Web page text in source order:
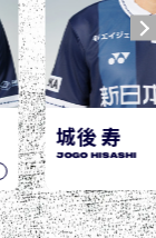
城後 寿
JOGO Hisashi